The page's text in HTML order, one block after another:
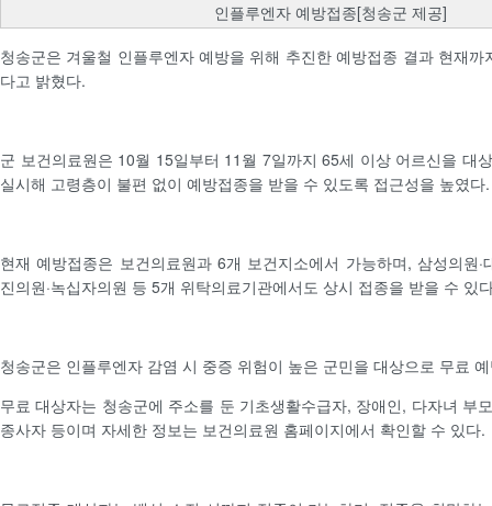
인플루엔자 예방접종[청송군 제공]
청송군은 겨울철 인플루엔자 예방을 위해 추진한 예방접종 결과 현재
다고 밝혔다.
군 보건의료원은 10월 15일부터 11월 7일까지 65세 이상 어르신을 대
실시해 고령층이 불편 없이 예방접종을 받을 수 있도록 접근성을 높였다.
현재 예방접종은 보건의료원과 6개 보건지소에서 가능하며, 삼성의원·
진의원·녹십자의원 등 5개 위탁의료기관에서도 상시 접종을 받을 수 있
청송군은 인플루엔자 감염 시 중증 위험이 높은 군민을 대상으로 무료
무료 대상자는 청송군에 주소를 둔 기초생활수급자, 장애인, 다자녀 부
종사자 등이며 자세한 정보는 보건의료원 홈페이지에서 확인할 수 있다.